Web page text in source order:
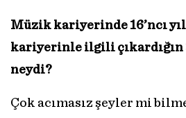
Müzik kariyerinde 16’ncı
kariyerinle ilgili çıkardığın
neydi?
Çok acımasız şeyler mi